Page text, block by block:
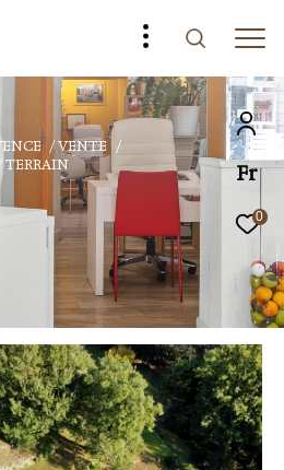
Fr
0
VENTE
TERRAIN